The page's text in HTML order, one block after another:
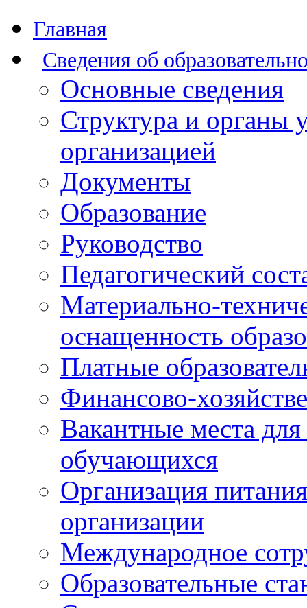
Главная
Сведения об
Основные сведения
Структура и органы
организацией
Документы
Образование
Руководство
Педагогический
Материально-
оснащенность
Платные
Финансово-
Вакантные места
обучающихся
Организация
организации
Международное
Образовательные